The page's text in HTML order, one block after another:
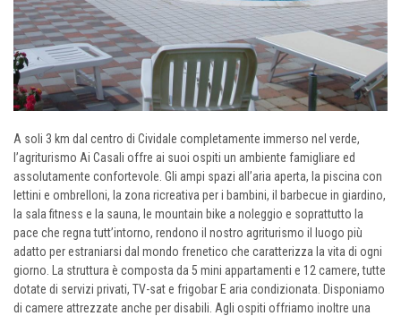
A soli 3 km dal centro di Cividale completamente immerso nel verde,
l’agriturismo Ai Casali offre ai suoi ospiti un ambiente famigliare ed
assolutamente confortevole. Gli ampi spazi all’aria aperta, la piscina con
lettini e ombrelloni, la zona ricreativa per i bambini, il barbecue in giardino,
la sala fitness e la sauna, le mountain bike a noleggio e soprattutto la
pace che regna tutt’intorno, rendono il nostro agriturismo il luogo più
adatto per estraniarsi dal mondo frenetico che caratterizza la vita di ogni
giorno. La struttura è composta da 5 mini appartamenti e 12 camere, tutte
dotate di servizi privati, TV-sat e frigobar E aria condizionata. Disponiamo
di camere attrezzate anche per disabili. Agli ospiti offriamo inoltre una